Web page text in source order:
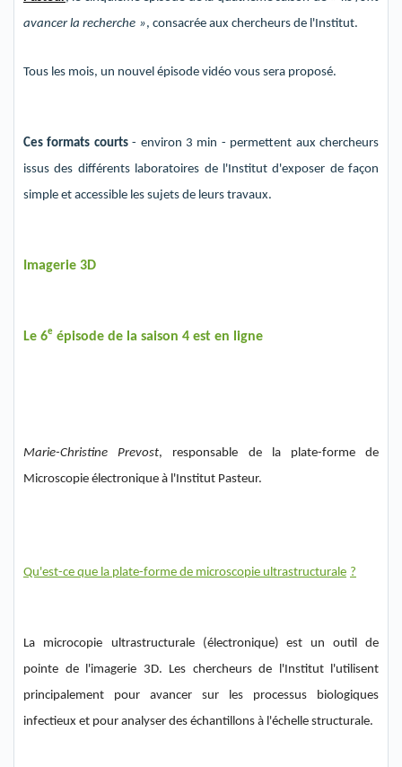
avancer la recherche », consacrée aux chercheurs de l'Institut.
Tous les mois, un nouvel épisode vidéo vous sera proposé.
Ces formats courts- environ 3 min - permettent aux chercheurs
issus des différents laboratoires de l'Institut d'exposer de façon
simple et accessible les sujets de leurs travaux.
Imagerie 3D
Le 6e épisode de la saison 4 est en ligne
Marie-ChristinePrevost, responsable de la plate-forme de
Microscopie électronique à l'Institut Pasteur.
Qu'est-ce que la plate-forme de microscopie ultrastructurale ?
La microcopie ultrastructurale(électronique) est un outil de
pointe de l'imagerie 3D. Les chercheursde l'Institut l'utilisent
principalement pour avancer sur les processus biologiques
infectieux et pour analyser des échantillons à l'échelle structurale.